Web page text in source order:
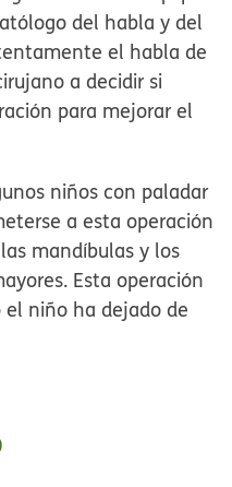
del habla y del
el habla de
a decidir si
para mejorar el
niños con paladar
a esta operación
mandíbulas y los
Esta operación
niño ha dejado de